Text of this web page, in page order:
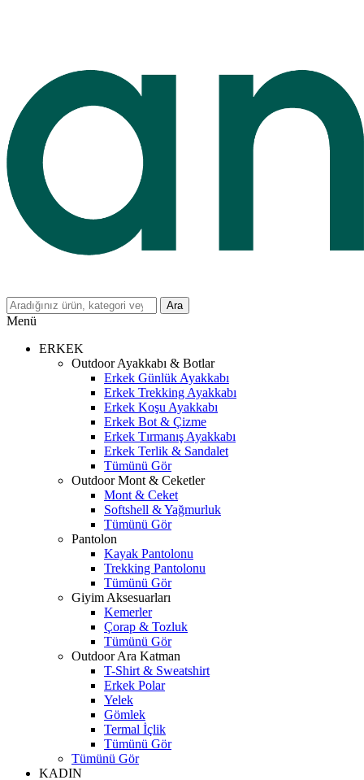
Ara
Menü
ERKEK
Outdoor Ayakkabı & Botlar
Erkek Günlük Ayakkabı
Erkek Trekking Ayakkabı
Erkek Koşu Ayakkabı
Erkek Bot & Çizme
Erkek Tırmanış Ayakkabı
Erkek Terlik & Sandalet
Tümünü Gör
Outdoor Mont & Ceketler
Mont & Ceket
Softshell & Yağmurluk
Tümünü Gör
Pantolon
Kayak Pantolonu
Trekking Pantolonu
Tümünü Gör
Giyim Aksesuarları
Kemerler
Çorap & Tozluk
Tümünü Gör
Outdoor Ara Katman
T-Shirt & Sweatshirt
Erkek Polar
Yelek
Gömlek
Termal İçlik
Tümünü Gör
Tümünü Gör
KADIN